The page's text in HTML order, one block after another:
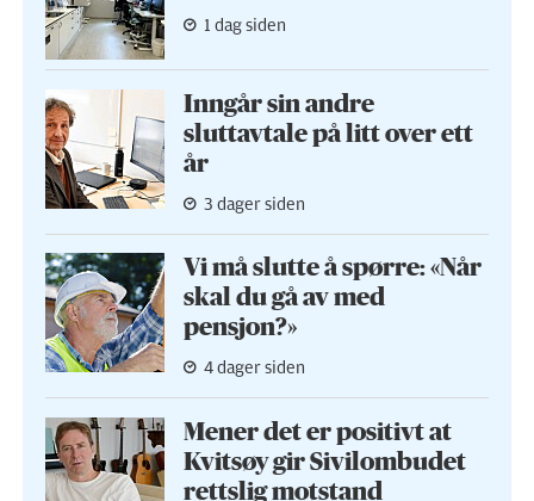
1 dag siden
Inngår sin andre
sluttavtale på litt over ett
år
3 dager siden
Vi må slutte å spørre: «Når
skal du gå av med
pensjon?»
4 dager siden
Mener det er positivt at
Kvitsøy gir Sivilombudet
rettslig motstand